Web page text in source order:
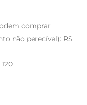
comprar
não perecível): R$